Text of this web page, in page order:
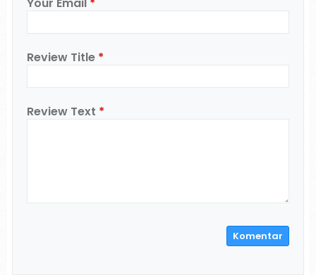
Your Email *
Review Title *
Review Text *